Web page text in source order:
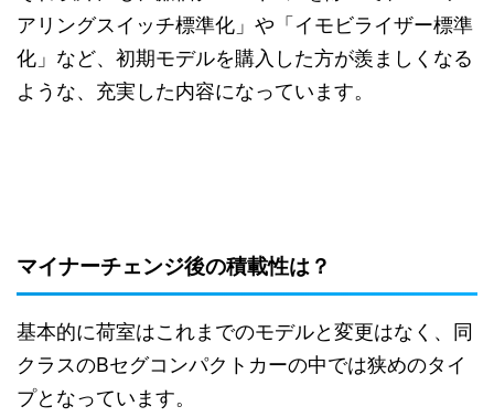
アリングスイッチ標準化」や「イモビライザー標準
化」など、初期モデルを購入した方が羨ましくなる
ような、充実した内容になっています。
マイナーチェンジ後の積載性は？
基本的に荷室はこれまでのモデルと変更はなく、同
クラスのBセグコンパクトカーの中では狭めのタイ
プとなっています。